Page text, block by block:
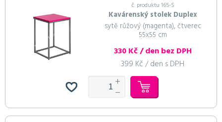
č. produktu 165-S
Kavárenský stolek Duplex
sytě růžový (magenta), čtverec
55x55 cm
330 Kč / den bez DPH
399 Kč / den s DPH